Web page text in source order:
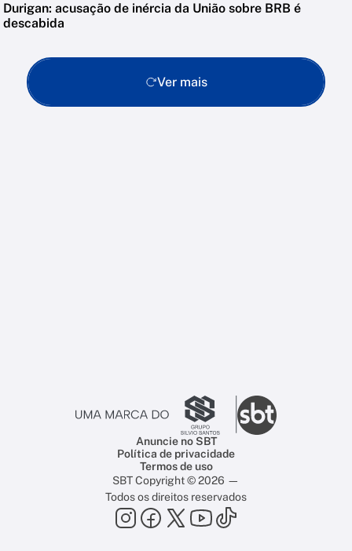
Durigan: acusação de inércia da União sobre BRB é
descabida
Ver mais
Anuncie no SBT
Política de privacidade
Termos de uso
SBT Copyright © 2026 —
Todos os direitos reservados